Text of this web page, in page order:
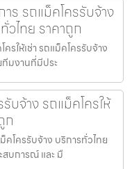
าร รถแม็คโครรับจ้าง
วไทย ราคาถูก
รให้เช่า รถแม็คโครรับจ้าง
ทีมงานที่มีประ
บจ้าง รถแม็คโครให้
ก
คโครรับจ้าง บริการทั่วไทย
บการณ์ และ มื